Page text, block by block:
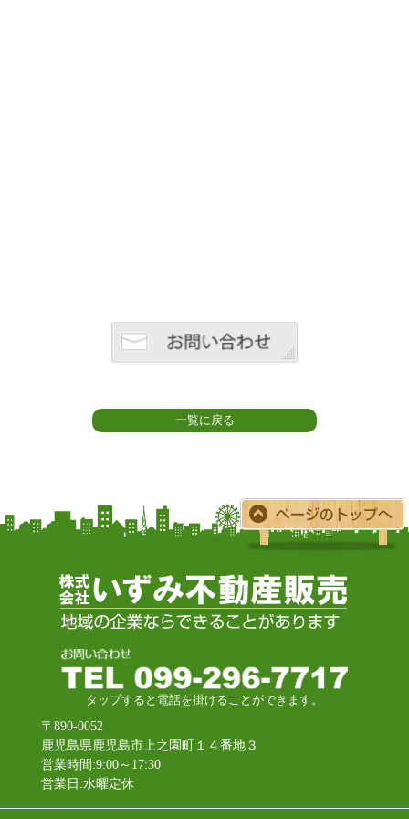
一覧に戻る
タップすると電話を掛けることができます。
〒890-0052
鹿児島県鹿児島市上之園町１４番地３
営業時間:9:00～17:30
営業日:水曜定休